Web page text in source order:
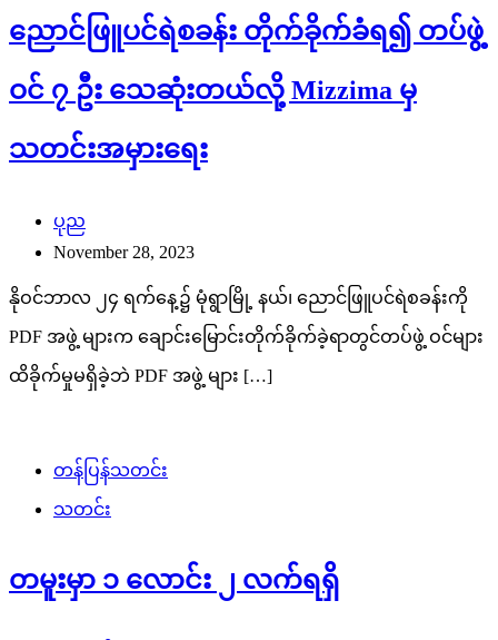
ညောင်ဖြူပင်ရဲစခန်း တိုက်ခိုက်ခံရ၍ တပ်ဖွဲ့
ဝင် ၇ ဦး သေဆုံးတယ်လို့ Mizzima မှ
သတင်းအမှားရေး
ပုည
November 28, 2023
နိုဝင်ဘာလ ၂၄ ရက်နေ့၌ မုံရွာမြို့ နယ်၊ ညောင်ဖြူပင်ရဲစခန်းကို
PDF အဖွဲ့ များက ချောင်းမြောင်းတိုက်ခိုက်ခဲ့ရာတွင်တပ်ဖွဲ့ ဝင်များ
ထိခိုက်မှုမရှိခဲ့ဘဲ PDF အဖွဲ့ များ […]
တန်ပြန်သတင်း
သတင်း
တမူးမှာ ၁ လောင်း ၂ လက်ရရှိ